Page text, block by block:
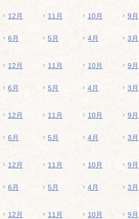
12月 11月 10月 9月
6月 5月 4月 3月
12月 11月 10月 9月
6月 5月 4月 3月
12月 11月 10月 9月
6月 5月 4月 3月
12月 11月 10月 9月
6月 5月 4月 3月
12月 11月 10月 9月